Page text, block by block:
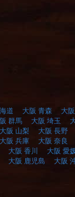
道 大阪 青森
大
群馬 大阪 埼玉
大阪 山梨
大阪 長野
大阪 兵庫
大阪 奈良
大阪 香川
大阪 愛
大阪 鹿児島 大阪